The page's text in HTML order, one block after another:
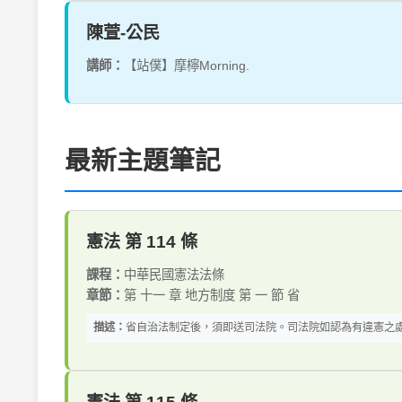
陳萱-公民
講師： 【站僕】摩檸Morning.
最新主題筆記
憲法 第 114 條
課程： 中華民國憲法法條
章節： 第 十一 章 地方制度 第 一 節 省
描述： 省自治法制定後，須即送司法院。司法院如認為有違憲之